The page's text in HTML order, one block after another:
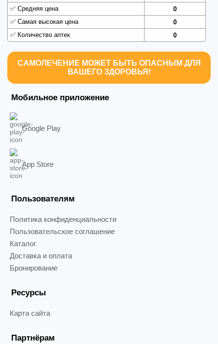
✅ Средняя цена
0
✅ Самая высокая цена
0
✅ Количество аптек 0
САМОЛЕЧЕНИЕ МОЖЕТ БЫТЬ ОПАСНЫМ ДЛЯ
ВАШЕГО ЗДОРОВЬЯ!
Мобильное приложение
Google Play
App Store
Пользователям
Политика конфиденциальности
Пользовательское соглашение
Каталог
Доставка и оплата
Бронирование
Ресурсы
Карта сайта
Партнёрам